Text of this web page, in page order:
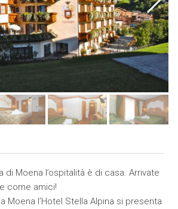
di Moena l’ospitalità è di casa. Arrivate
come amici!
Moena l’Hotel Stella Alpina si presenta